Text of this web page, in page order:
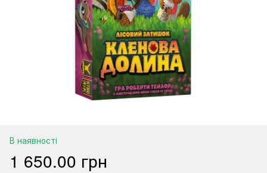
В наявності
1 650.00 грн